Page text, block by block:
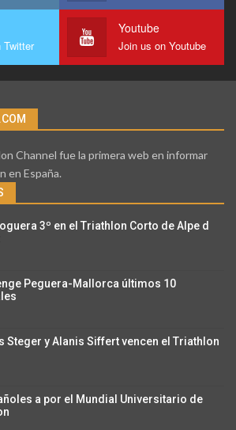
Twitter
Youtube
Join us on Youtube
Channel fue la primera web en informar
en España.
3º en el Triathlon Corto de Alpe d
Peguera-Mallorca últimos 10
Steger y Alanis Siffert vencen el Triathlon
a por el Mundial Universitario de